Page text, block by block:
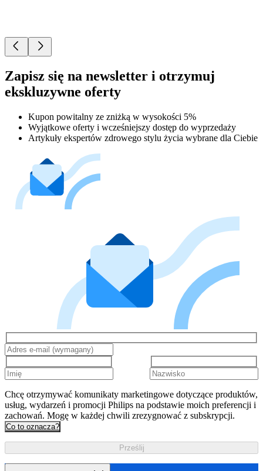
Zapisz się na newsletter i otrzymuj
ekskluzywne oferty
Kupon powitalny ze zniżką w wysokości 5%
Wyjątkowe oferty i wcześniejszy dostęp do wyprzedaży
Artykuły ekspertów zdrowego stylu życia wybrane dla Ciebie
Chcę otrzymywać komunikaty marketingowe dotyczące produktów,
usług, wydarzeń i promocji Philips na podstawie moich preferencji i
zachowań. Mogę w każdej chwili zrezygnować z subskrypcji.
Co to oznacza?
Prześlij